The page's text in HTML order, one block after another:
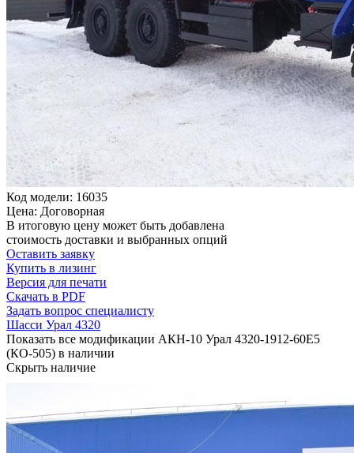
Код модели: 16035
Цена: Договорная
В итоговую цену может быть добавлена
стоимость доставки и выбранных опций
Оставить заявку
Купить в лизинг
Версия для печати
Скачать в PDF
Задать вопрос специалисту
Шасси Урал 4320
Показать все модификации АКН-10 Урал 4320-1912-60Е5
(КО-505) в наличии
Скрыть наличие